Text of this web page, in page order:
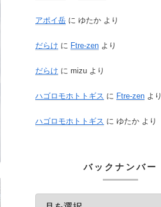
アポイ岳 に ゆたか より
だらけ に Ftre-zen より
だらけ に mizu より
ハゴロモホトトギス に Ftre-zen より
ハゴロモホトトギス に ゆたか より
バックナンバー